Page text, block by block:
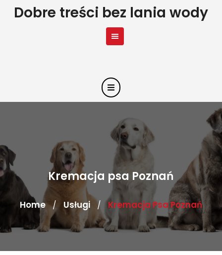
SkipDobre treści bez lania wody
Kremacja psa Poznań
Home / Usługi / Kremacja Psa Poznań